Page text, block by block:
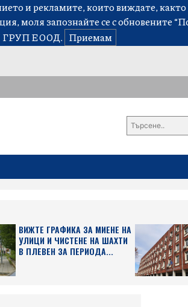
и рекламите, които виждате,
моля запознайте се с обновените
ЕООД. Приемам
ВИЖТЕ ГРАФИКА ЗА МИЕНЕ НА
УЛИЦИ И ЧИСТЕНЕ НА ШАХТИ
В ПЛЕВЕН ЗА ПЕРИОДА...